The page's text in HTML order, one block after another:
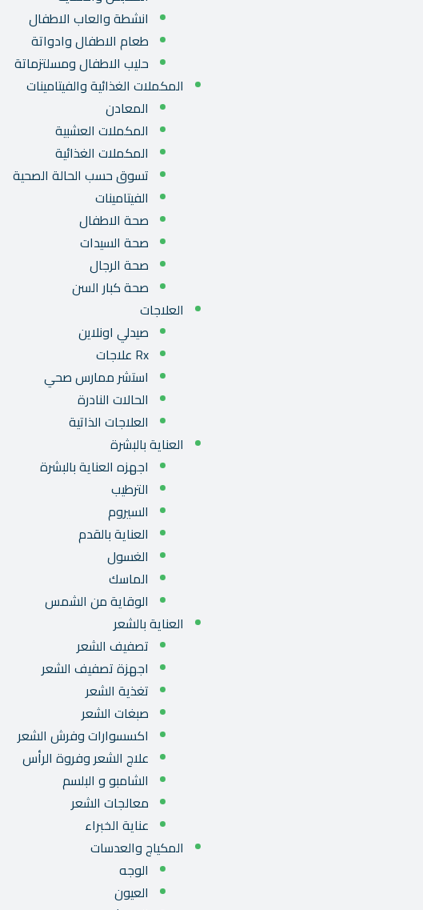
انشطة والعاب الاطفال
طعام الاطفال وادواتة
حليب الاطفال ومسلتزماتة
المكملات الغذائية والفيتامينات
المعادن
المكملات العشبية
المكملات الغذائية
تسوق حسب الحالة الصحية
الفيتامينات
صحة الاطفال
صحة السيدات
صحة الرجال
صحة كبار السن
العلاجات
صيدلي اونلاين
Rx علاجات
استشر ممارس صحي
الحالات النادرة
العلاجات الذاتية
العناية بالبشرة
اجهزه العناية بالبشرة
الترطيب
السيروم
العناية بالقدم
الغسول
الماسك
الوقاية من الشمس
العناية بالشعر
تصفيف الشعر
اجهزة تصفيف الشعر
تغذية الشعر
صبغات الشعر
اكسسوارات وفرش الشعر
علاج الشعر وفروة الرأس
الشامبو و البلسم
معالجات الشعر
عناية الخبراء
المكياج والعدسات
الوجه
العيون